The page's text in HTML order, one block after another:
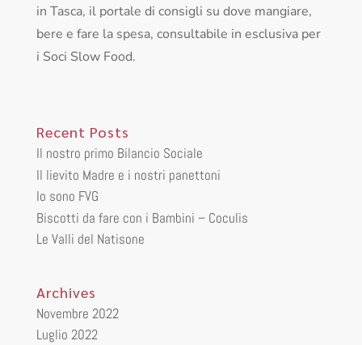
in Tasca, il portale di consigli su dove mangiare,
bere e fare la spesa, consultabile in esclusiva per
i Soci Slow Food.
Recent Posts
Il nostro primo Bilancio Sociale
Il lievito Madre e i nostri panettoni
Io sono FVG
Biscotti da fare con i Bambini – Coculis
Le Valli del Natisone
Archives
Novembre 2022
Luglio 2022